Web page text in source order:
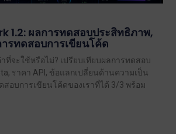
1.2: ผลการทดสอบประสิทธิภาพ,
รทดสอบการเขียนโค้ด
าที่จะใช้หรือไม่? เปรียบเทียบผลการทดสอบ
ราคา API, ข้อแลกเปลี่ยนด้านความเป็น
อบการเขียนโค้ดของเราที่ได้ 3/3 พร้อม